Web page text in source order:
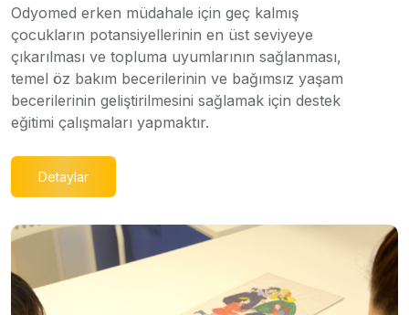
Odyomed erken müdahale için geç kalmış
çocukların potansiyellerinin en üst seviyeye
çıkarılması ve topluma uyumlarının sağlanması,
temel öz bakım becerilerinin ve bağımsız yaşam
becerilerinin geliştirilmesini sağlamak için destek
eğitimi çalışmaları yapmaktır.
Detaylar